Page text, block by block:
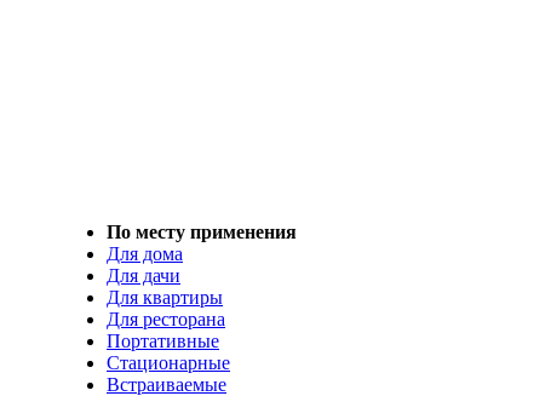
По месту применения
Для дома
Для дачи
Для квартиры
Для ресторана
Портативные
Стационарные
Встраиваемые